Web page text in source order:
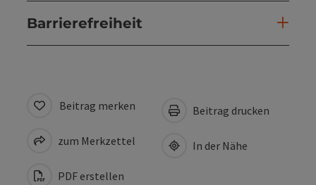
Barrierefreiheit
Beitrag merken
zum Merkzettel
PDF erstellen
Beitrag drucken
In der Nähe